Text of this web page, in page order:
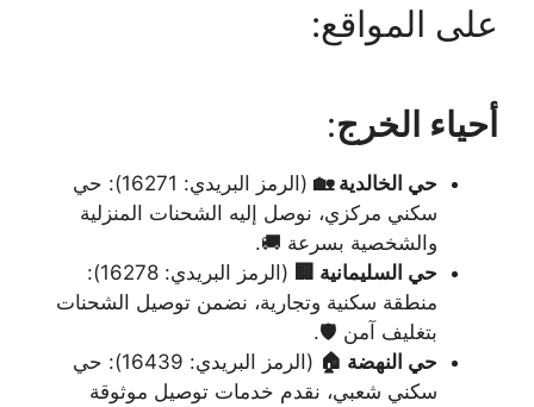
على المواقع:
أحياء الخرج:
حي الخالدية 🏡
(الرمز البريدي: 16271): حي
سكني مركزي، نوصل إليه الشحنات المنزلية
والشخصية بسرعة 🚚.
حي السليمانية 🏢
(الرمز البريدي: 16278):
منطقة سكنية وتجارية، نضمن توصيل الشحنات
بتغليف آمن 🛡️.
حي النهضة 🏠
(الرمز البريدي: 16439): حي
سكني شعبي، نقدم خدمات توصيل موثوقة